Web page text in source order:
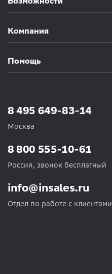
Компания
Помощь
8 495 649-83-14
Москва
info@insales.ru
Отдел по работе с клиентами
8 800 555-10-61
Россия, звонок бесплатный